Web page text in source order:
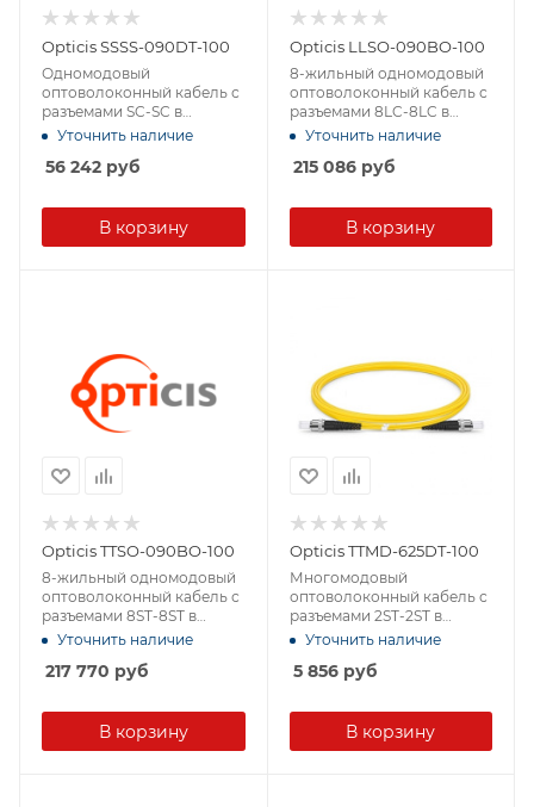
Opticis SSSS-090DT-100
Одномодовый
оптоволоконный кабель с
разъемами SC-SC в
защитной оболочке
Уточнить наличие
56 242 руб
В корзину
Opticis LLSO-090BO-100
8-жильный одномодовый
оптоволоконный кабель с
разъемами 8LC-8LC в
защитной оболочке
Уточнить наличие
215 086руб
В корзину
Opticis TTSO-090BO-100
8-жильный одномодовый
оптоволоконный кабель с
разъемами 8ST-8ST в
защитной оболочке
Уточнить наличие
217 770 руб
В корзину
Opticis TTMD-625DT-100
Многомодовый
оптоволоконный кабель с
разъемами 2ST-2ST в
защитной оболочке
Уточнить наличие
5 856руб
В корзину